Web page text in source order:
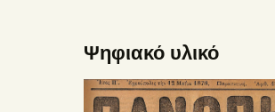
Ψηφιακό υλικό